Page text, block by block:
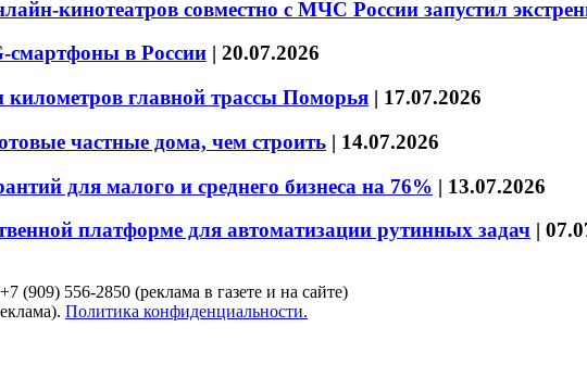
кинотеатров совместно с МЧС России запустил
смартфоны в России | 20.07.2026
главной трассы Поморья | 17.07.2026
частные дома, чем строить | 14.07.2026
для малого и среднего бизнеса на 76% | 13.07.2026
платформе для автоматизации рутинных задач |
(909) 556-2850 (реклама в газете и на сайте)
Политика конфиденциальности.